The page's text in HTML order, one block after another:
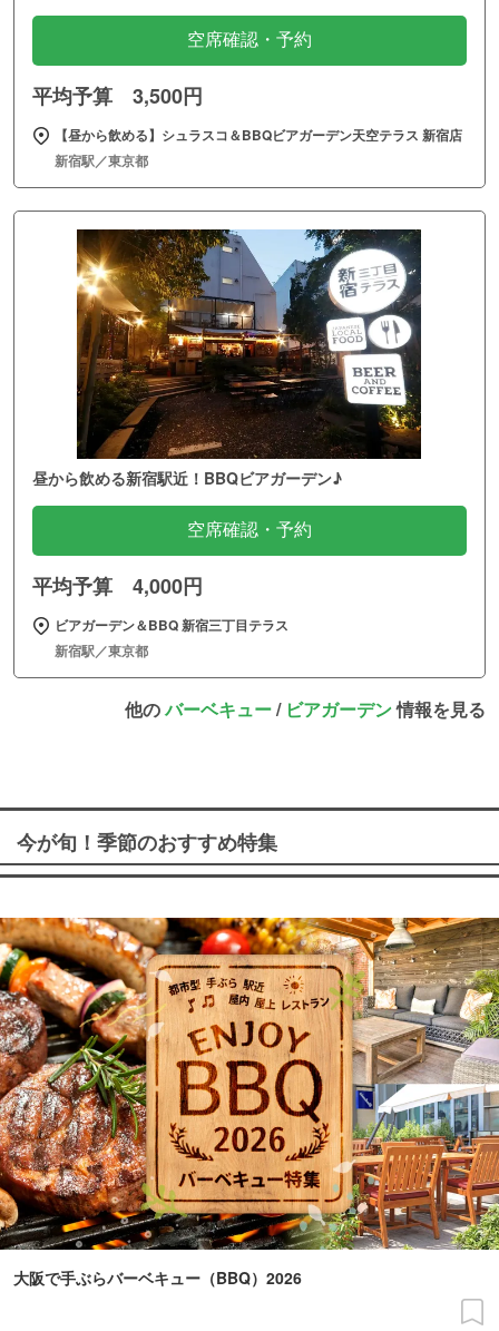
空席確認・予約
平均予算 3,500円
【昼から飲める】シュラスコ＆BBQビアガーデン天空テラス 新宿店
新宿駅／東京都
昼から飲める新宿駅近！BBQビアガーデン♪
空席確認・予約
平均予算 4,000円
ビアガーデン＆BBQ 新宿三丁目テラス
新宿駅／東京都
他のバーベキュー/ ビアガーデン情報を見る
今が旬！季節のおすすめ特集
大阪で手ぶらバーベキュー（BBQ）2026